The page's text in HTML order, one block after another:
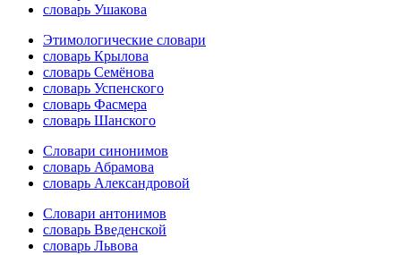
словарь Ушакова
Этимологические словари
словарь Крылова
словарь Семёнова
словарь Успенского
словарь Фасмера
словарь Шанского
Словари синонимов
словарь Абрамова
словарь Александровой
Словари антонимов
словарь Введенской
словарь Львова